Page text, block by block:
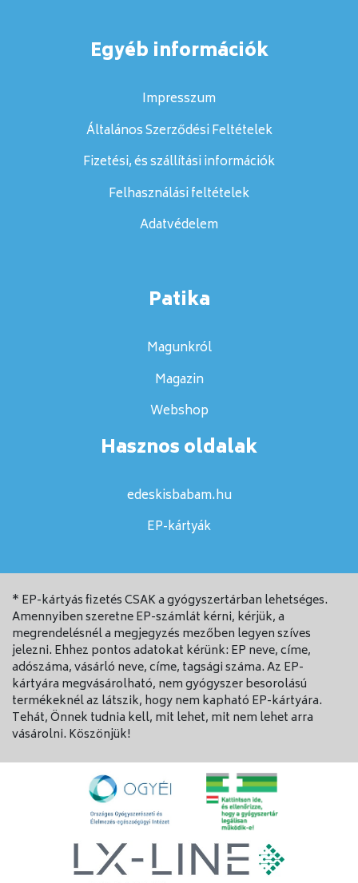
Egyéb információk
Impresszum
Általános Szerződési Feltételek
Fizetési, és szállítási információk
Felhasználási feltételek
Adatvédelem
Patika
Magunkról
Magazin
Webshop
Hasznos oldalak
edeskisbabam.hu
EP-kártyák
* EP-kártyás fizetés CSAK a gyógyszertárban lehetséges.
Amennyiben szeretne EP-számlát kérni, kérjük, a
megrendelésnél a megjegyzés mezőben legyen szíves
jelezni. Ehhez pontos adatokat kérünk: EP neve, címe,
adószáma, vásárló neve, címe, tagsági száma. Az EP-
kártyára megvásárolható, nem gyógyszer besorolású
termékeknél az látszik, hogy nem kapható EP-kártyára.
Tehát, Önnek tudnia kell, mit lehet, mit nem lehet arra
vásárolni. Köszönjük!